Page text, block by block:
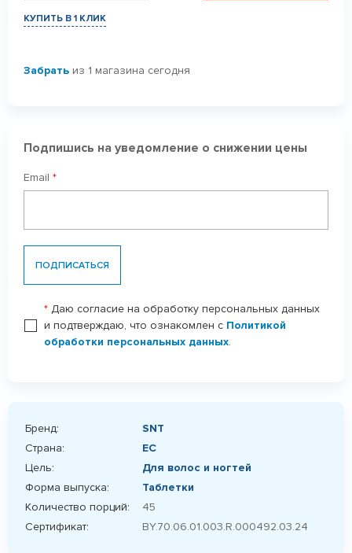
КУПИТЬ В 1 КЛИК
Забрать из 1 магазина сегодня
Подпишись на уведомление о снижении цены
Email *
ПОДПИСАТЬСЯ
* Даю согласие на обработку персональных данных
и подтверждаю, что ознакомлен с Политикой
обработки персональных данных.
Бренд:
SNT
Страна:
ЕС
Цель:
Для волос и ногтей
Форма выпуска:
Таблетки
Количество порций:
45
Сертификат:
BY.70.06.01.003.R.000492.03.24